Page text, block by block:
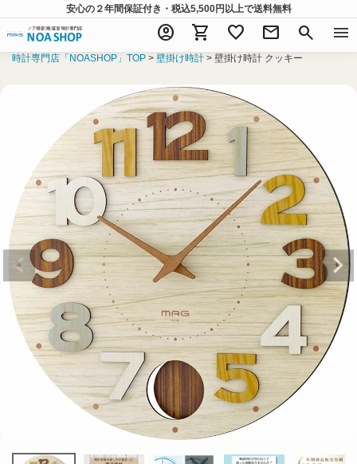
安心の２年間保証付き・税込5,500円以上で送料無料
account_circle shopping_cart favorite mail search menu
時計専門店「NOASHOP」TOP 壁掛け時計 壁掛け時計 クッキー